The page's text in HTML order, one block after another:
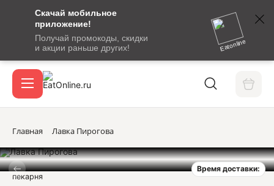
Скачай мобильное
приложение!
Получай промокоды, скидки
и акции раньше других!
Eatonline
сообщение
кодом
подтверждения
Вход / регистрация
Акции
Главная Лавка Пирогова
Время доставки:
пекарня